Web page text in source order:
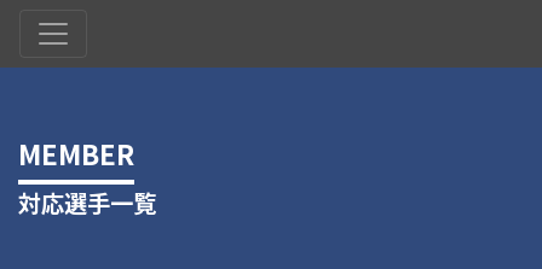
MEMBER
対応選手一覧